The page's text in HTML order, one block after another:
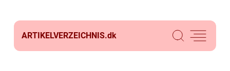
ARTIKELVERZEICHNIS.dk